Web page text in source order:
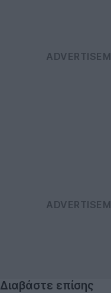
Διαβάστε επίσης